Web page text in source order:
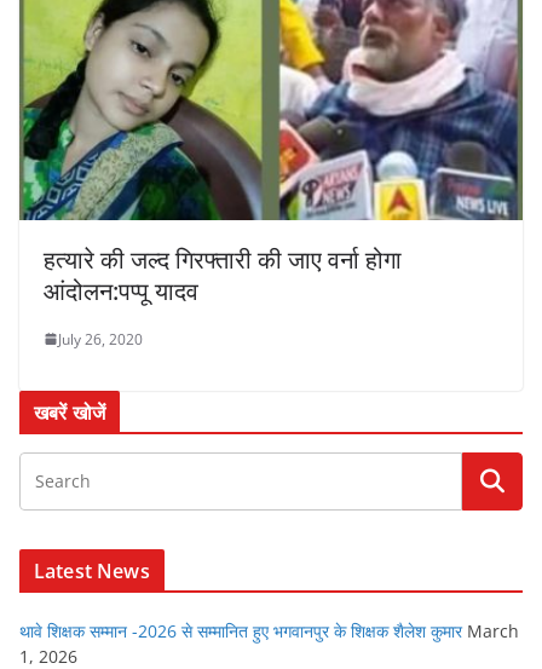
हत्यारे की जल्द गिरफ्तारी की जाए वर्ना होगा
आंदोलन:पप्पू यादव
July 26, 2020
खबरें खोजें
Latest News
थावे शिक्षक सम्मान -2026 से सम्मानित हुए भगवानपुर के शिक्षक शैलेश कुमार March
1, 2026